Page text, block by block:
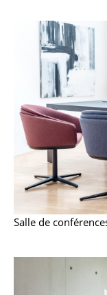
Lits doubles
Lits simples
Lits empilables
Lits enfants
Tables de
... voir tous
Horloges
Salle de